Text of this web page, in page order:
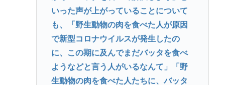
いった声が上がっていることについて
も、「野生動物の肉を食べた人が原因
で新型コロナウイルスが発生したの
に、この期に及んでまだバッタを食べ
ようなどと言う人がいるなんて」「野
生動物の肉を食べた人たちに、バッタ